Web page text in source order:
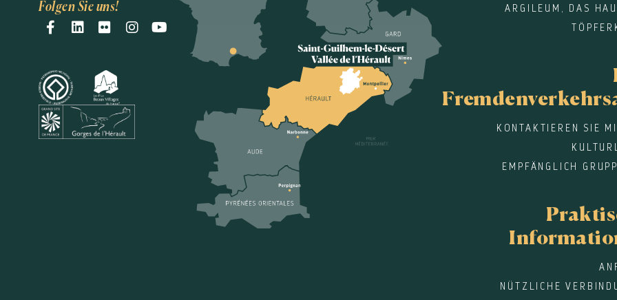
Folgen Sie uns!
ARGILEUM, DAS
KONTAKTIEREN SIE
EMPFÄNGLICH
NÜTZLICHE